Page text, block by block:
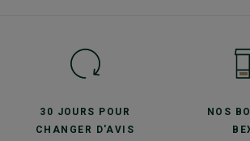
30 JOURS POUR
CHANGER D'AVIS
NOS